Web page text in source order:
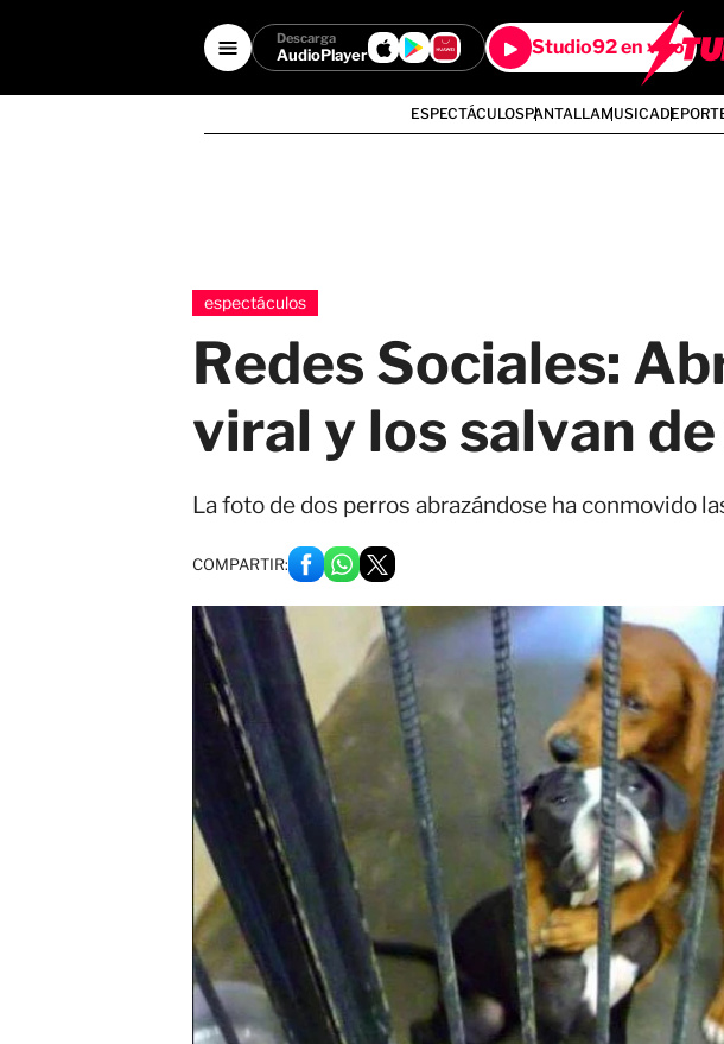
Descarga
AudioPlayer Studio92 en vivo
ESPECTÁCULOSPANTALLAMUSICA
espectáculos
Redes Sociales:
viral y los salvan
La foto de dos perros abrazándose ha conmovido
COMPARTIR: